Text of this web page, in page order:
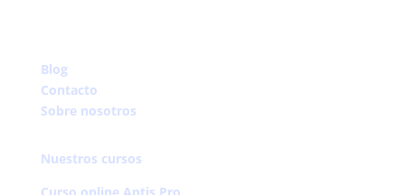
Blog
Contacto
Sobre nosotros
Nuestros cursos
Curso online Aptis Pro